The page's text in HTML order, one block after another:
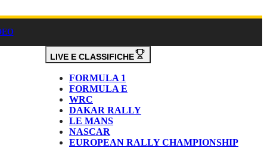
LIVE E CLASSIFICHE
FORMULA 1
FORMULA E
WRC
DAKAR RALLY
LE MANS
NASCAR
EUROPEAN RALLY CHAMPIONSHIP